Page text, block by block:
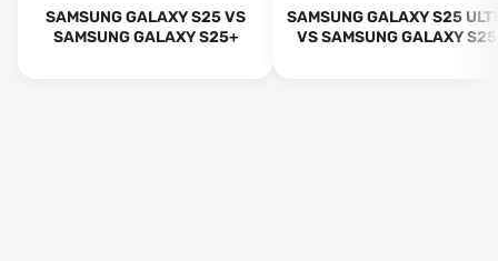
SAMSUNG GALAXY S25 VS
SAMSUNG GALAXY S25+
SAMSUNG GALAXY S25
VS SAMSUNG GALAXY